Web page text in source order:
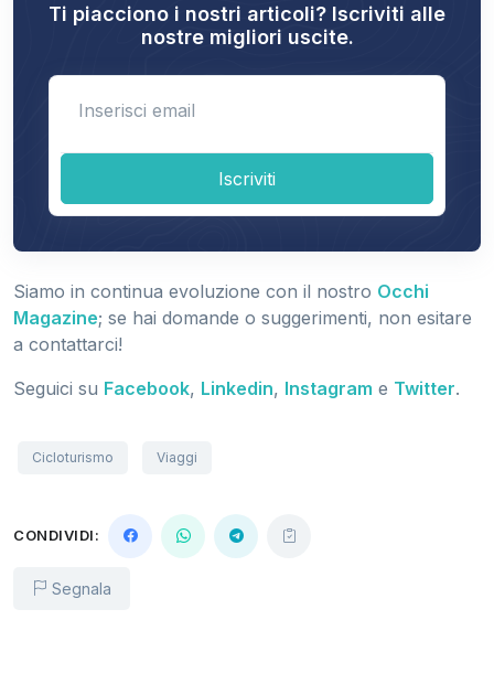
Ti piacciono i nostri articoli? Iscriviti alle
nostre migliori uscite.
Iscriviti
Siamo in continua evoluzione con il nostro Occhi
Magazine; se hai domande o suggerimenti, non esitare
a contattarci!
Seguici su Facebook, Linkedin, Instagram e Twitter.
Cicloturismo Viaggi
CONDIVIDI:
Segnala